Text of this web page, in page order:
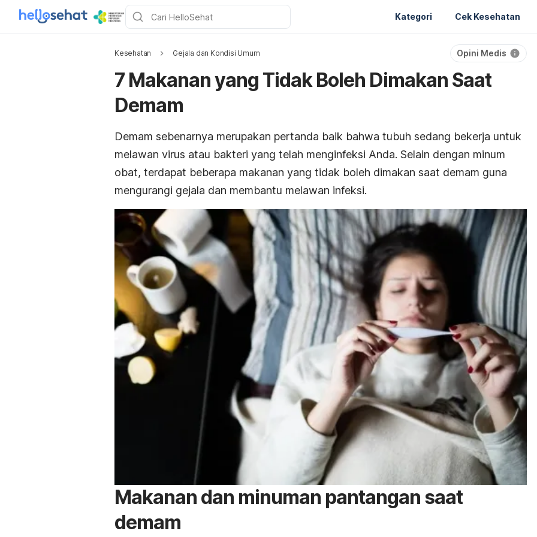
Kategori Cek Kesehatan
Kesehatan Gejala dan Kondisi Umum Opini Medis
7 Makanan yang Tidak Boleh Dimakan Saat
Demam
Demam sebenarnya merupakan pertanda baik bahwa tubuh sedang bekerja untuk
melawan virus atau bakteri yang telah menginfeksi Anda. Selain dengan minum
obat, terdapat beberapa makanan yang tidak boleh dimakan saat demam guna
mengurangi gejala dan membantu melawan infeksi.
Makanan dan minuman pantangan saat
demam